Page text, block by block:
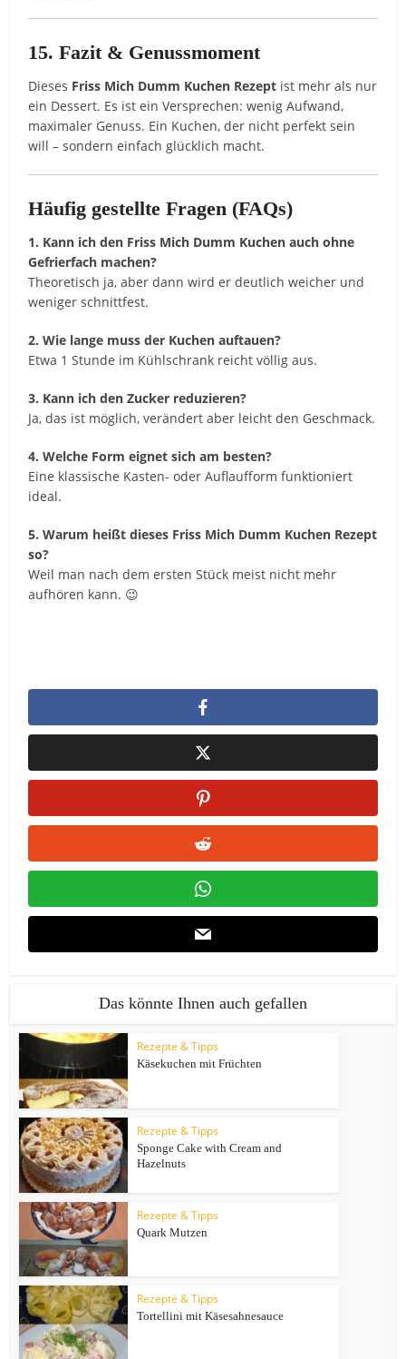
15. Fazit & Genussmoment
Dieses Friss Mich Dumm Kuchen Rezept ist mehr als nur
ein Dessert. Es ist ein Versprechen: wenig Aufwand,
maximaler Genuss. Ein Kuchen, der nicht perfekt sein
will – sondern einfach glücklich macht.
Häufig gestellte Fragen (FAQs)
1. Kann ich den Friss Mich Dumm Kuchen auch ohne
Gefrierfach machen?
Theoretisch ja, aber dann wird er deutlich weicher und
weniger schnittfest.
2. Wie lange muss der Kuchen auftauen?
Etwa 1 Stunde im Kühlschrank reicht völlig aus.
3. Kann ich den Zucker reduzieren?
Ja, das ist möglich, verändert aber leicht den Geschmack.
4. Welche Form eignet sich am besten?
Eine klassische Kasten- oder Auflaufform funktioniert
ideal.
5. Warum heißt dieses Friss Mich Dumm Kuchen Rezept
so?
Weil man nach dem ersten Stück meist nicht mehr
aufhören kann. 😉
Das könnte Ihnen auch gefallen
Rezepte & Tipps
Käsekuchen mit Früchten
Rezepte & Tipps
Sponge Cake with Cream and
Hazelnuts
Rezepte & Tipps
Quark Mutzen
Rezepte & Tipps
Tortellini mit Käsesahnesauce